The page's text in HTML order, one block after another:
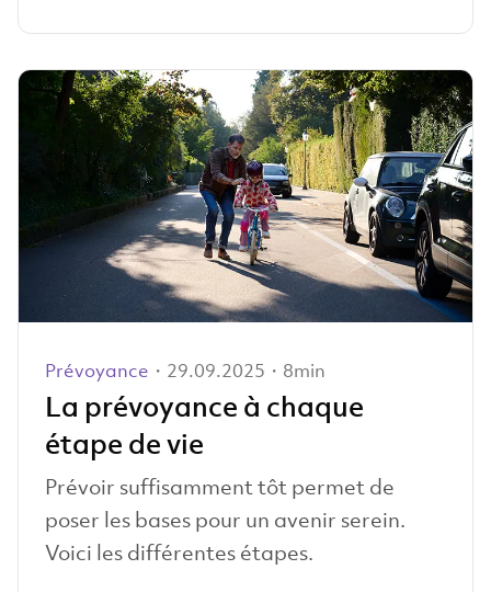
Prévoyance ・29.09.2025・8min
La prévoyance à chaque
étape de vie
Prévoir suffisamment tôt permet de
poser les bases pour un avenir serein.
Voici les différentes étapes.